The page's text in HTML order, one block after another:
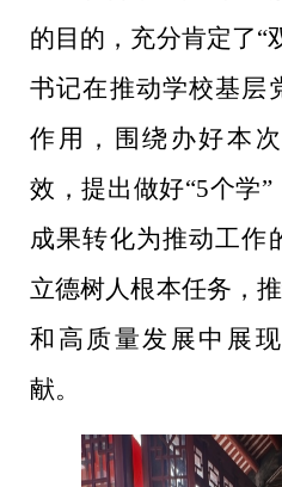
的目的，充分肯定了“
书记在推动学校基层
作用，围绕办好本
效，提出做好“5个学”
成果转化为推动工作
立德树人根本任务，
和高质量发展中展
献。